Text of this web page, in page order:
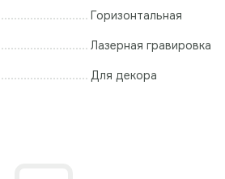
Горизонтальная
Лазерная гравировка
Для декора